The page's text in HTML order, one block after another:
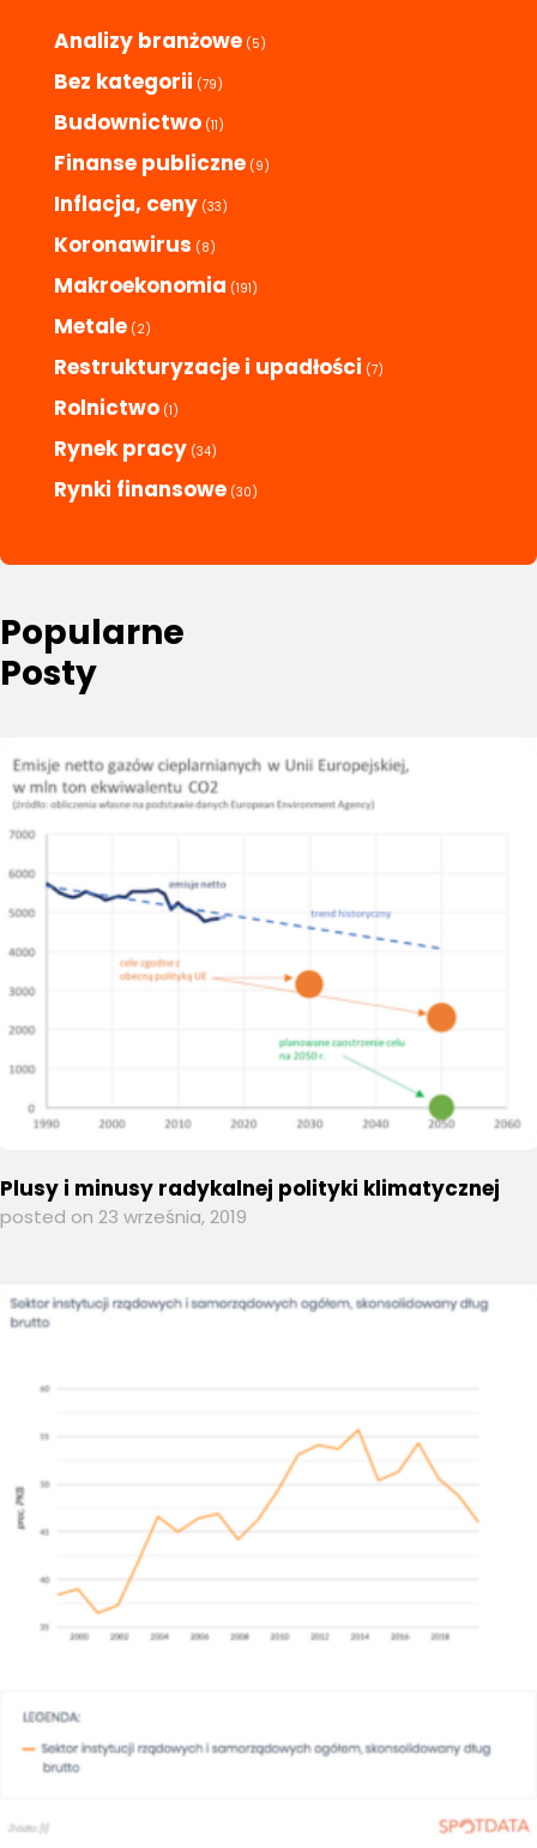
Analizy branżowe (5)
Bez kategorii (79)
Budownictwo (11)
Finanse publiczne (9)
Inflacja, ceny (33)
Koronawirus (8)
Makroekonomia (191)
Metale (2)
Restrukturyzacje i upadłości (7)
Rolnictwo (1)
Rynek pracy (34)
Rynki finansowe (30)
Popularne
Posty
Plusy i minusy radykalnej polityki klimatycznej
posted on 23 września, 2019